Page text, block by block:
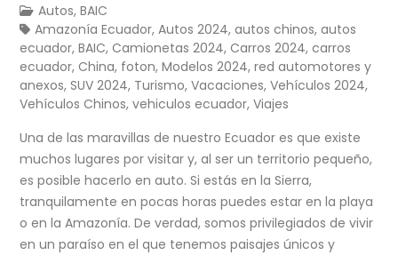
Autos,BAIC
Amazonía Ecuador,Autos 2024,autos chinos,autos
ecuador,BAIC,Camionetas 2024,Carros 2024,carros
ecuador,China, foton,Modelos 2024,red automotores y
anexos,SUV 2024, Turismo,Vacaciones,Vehículos 2024,
Vehículos Chinos,vehiculos ecuador,Viajes
Una de las maravillas de nuestro Ecuador es que existe
muchos lugares por visitar y, al ser un territorio pequeño,
es posible hacerlo en auto. Si estás en la Sierra,
tranquilamente en pocas horas puedes estar en la playa
o en la Amazonía. De verdad, somos privilegiados de vivir
en un paraíso en el que tenemos paisajes únicos y